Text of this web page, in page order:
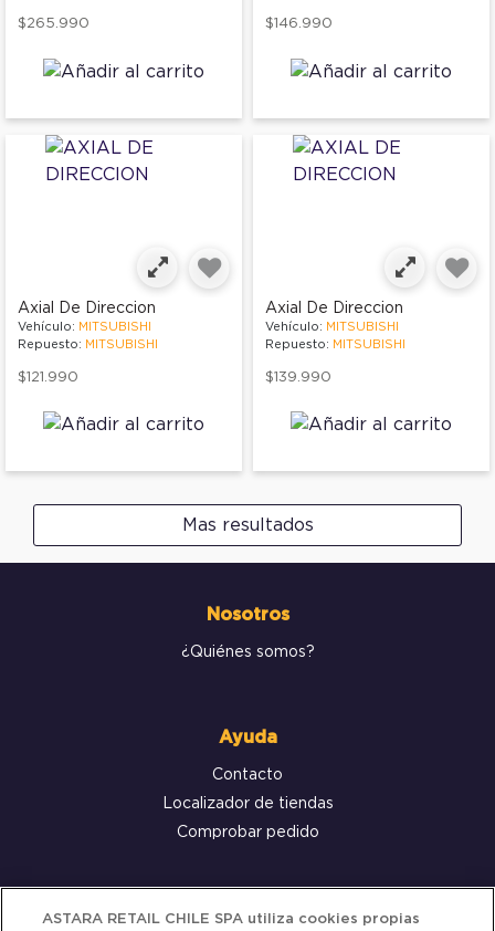
$265.990 $146.990
Axial De Direccion
Vehículo: MITSUBISHI
Repuesto: MITSUBISHI
$121.990
Axial De Direccion
Vehículo: MITSUBISHI
Repuesto: MITSUBISHI
$139.990
Mas resultados
Nosotros
¿Quiénes somos?
Ayuda
Contacto
Localizador de tiendas
Comprobar pedido
Servicio al cliente
ASTARA RETAIL CHILE SPA utiliza cookies propias